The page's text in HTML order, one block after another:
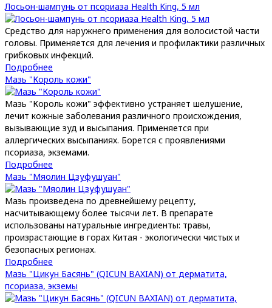
Лосьон-шампунь от псориаза Health King, 5 мл
Средство для наружнего применения для волосистой части
головы. Применяется для лечения и профилактики различных
грибковых инфекций.
Подробнее
Мазь "Король кожи"
Мазь "Король кожи" эффективно устраняет шелушение,
лечит кожные заболевания различного происхождения,
вызывающие зуд и высыпания. Применяется при
аллергических высыпаниях. Борется с проявлениями
псориаза, экземами.
Подробнее
Мазь "Мяолин Цзуфушуан"
Мазь произведена по древнейшему рецепту,
насчитывающему более тысячи лет. В препарате
использованы натуральные ингредиенты: травы,
произрастающие в горах Китая - экологически чистых и
безопасных регионах.
Подробнее
Мазь "Цикун Басянь" (QICUN BAXIAN) от дерматита,
псориаза, экземы